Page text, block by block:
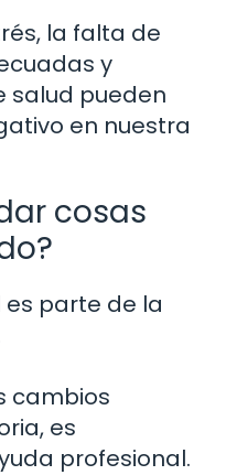
la falta de
y
salud pueden
en nuestra
cosas
es parte de la
cambios
es
profesional.